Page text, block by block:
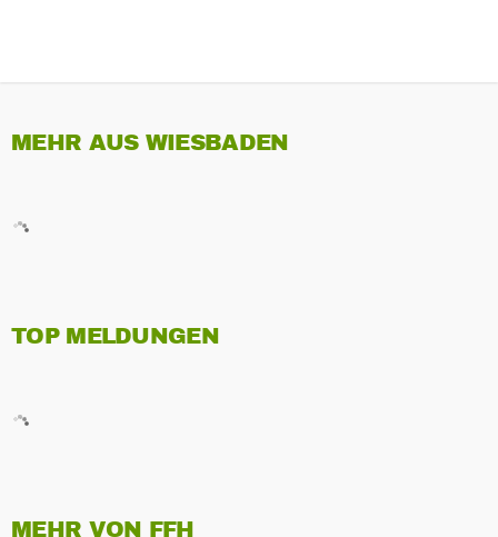
MEHR AUS WIESBADEN
TOP MELDUNGEN
MEHR VON FFH